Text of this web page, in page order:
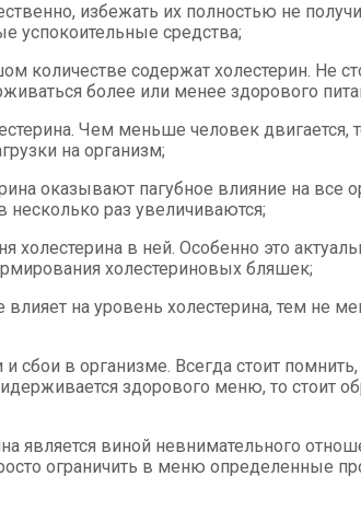
избежать их полностью не
успокоительные средства;
количестве содержат холестерин. Не
более или менее здорового
Чем меньше человек
на организм;
оказывают пагубное влияние на
несколько раз увеличиваются;
холестерина в ней. Особенно это
холестериновых бляшек;
на уровень холестерина, тем не
в организме. Всегда стоит
здорового меню, то стоит
виной невнимательного
ограничить в меню определенные